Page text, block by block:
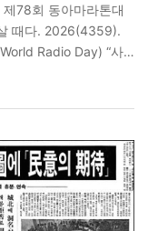
78회 동아마라톤대
때다. 2026(4359).
Radio Day) “사
천 년을 두고 오늘/